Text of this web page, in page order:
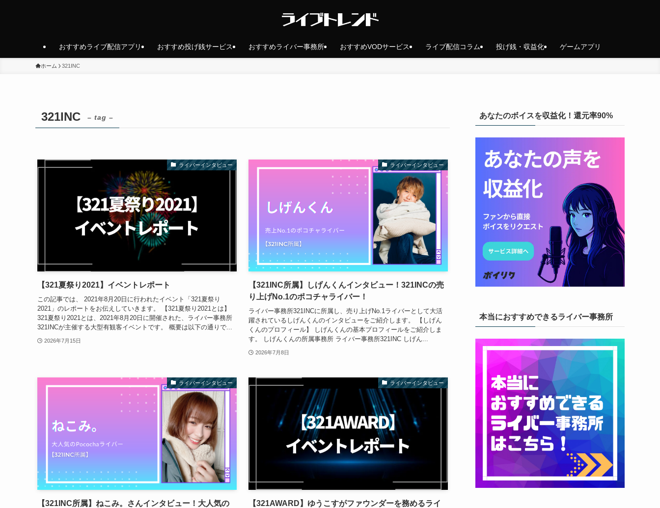
おすすめライブ配信アプリ おすすめ投げ銭サービス おすすめライバー事務所 おすすめVODサービス ライブ配信コラム 投げ銭・収益化 ゲームアプリ
ホーム 321INC
321INC – tag –
ライバーインタビュー
【321夏祭り2021】イベントレポート
この記事では、 2021年8月20日に行われたイベント「321夏祭り
2021」のレポートをお伝えしていきます。 【321夏祭り2021とは】
321夏祭り2021とは、2021年8月20日に開催された、ライバー事務所
321INCが主催する大型有観客イベントです。 概要は以下の通りで...
2026年7月15日
ライバーインタビュー
【321INC所属】しげんくんインタビュー！321INCの売
り上げNo.1のポコチャライバー！
ライバー事務所321INCに所属し、売り上げNo.1ライバーとして大活
躍されているしげんくんのインタビューをご紹介します。 【しげん
くんのプロフィール】 しげんくんの基本プロフィールをご紹介しま
す。 しげんくんの所属事務所 ライバー事務所321INC しげん...
2026年7月8日
ライバーインタビュー
【321INC所属】ねこみ。さんインタビュー！大人気の
ライバーインタビュー
【321AWARD】ゆうこすがファウンダーを務めるライ
あなたのボイスを収益化！還元率90%
本当におすすめできるライバー事務所